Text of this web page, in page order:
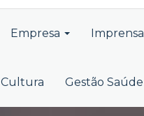
Empresa Imprensa
Cultura Gestão Saúde